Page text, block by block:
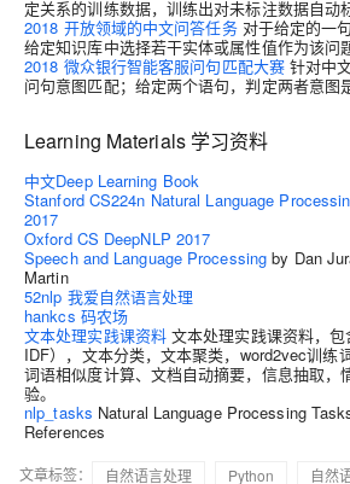
定关系的训练数据，训练出对未标注数据自动
2018 开放领域的中文问答任务对于给定的一
给定知识库中选择若干实体或属性值作为该问
2018 微众银行智能客服问句匹配大赛针对中
问句意图匹配；给定两个语句，判定两者意图
Learning Materials 学习资料
中文Deep Learning Book
Stanford CS224n Natural Language
2017
Oxford CS DeepNLP 2017
Speech and Language Processing by Dan
Martin
52nlp 我爱自然语言处理
hankcs 码农场
文本处理实践课资料文本处理实践课资料，
IDF），文本分类，文本聚类，word2vec训练
词语相似度计算、文档自动摘要，信息抽取，
验。
nlp_tasks Natural Language Processing
References
文章标签： 自然语言处理 Python 自然